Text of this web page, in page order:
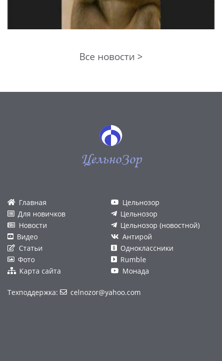
Все новости >
ЦельноЗор
Главная
Для новичков
Новости
Видео
Статьи
Фото
Карта сайта
Цельнозор
Цельнозор
Цельнозор (новостной)
Антирой
Одноклассники
Rumble
Монада
Техподдержка: celnozor@yahoo.com